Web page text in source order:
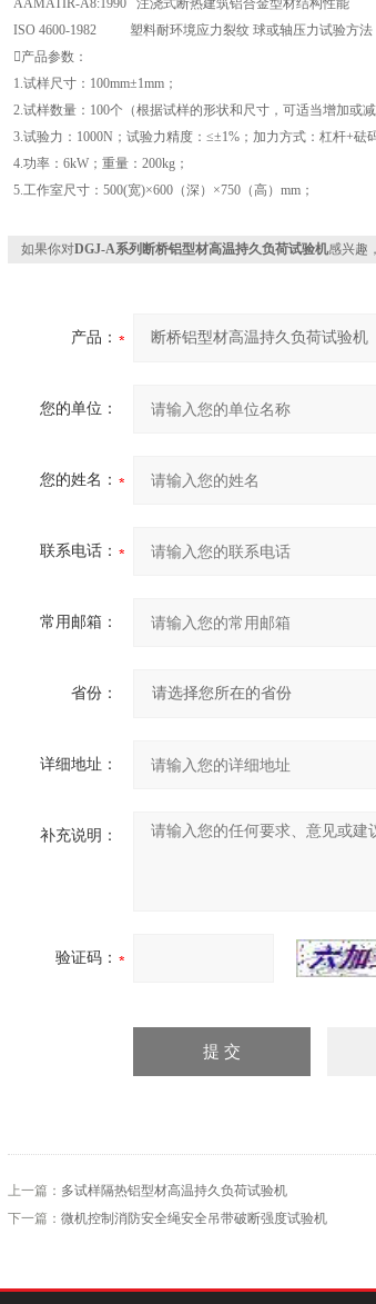
AAMATIR-A8:1990 注浇式断热建筑铝合金型材结构性能
ISO 4600-1982 塑料耐环境应力裂纹 球或轴压力试验方法
产品参数：
1.试样尺寸：100mm±1mm；
2.试样数量：100个（根据试样的形状和尺寸，可适当增加或减
3.试验力：1000N；试验力精度：≤±1%；加力方式：杠杆+砝
4.功率：6kW；重量：200kg；
5.工作室尺寸：500(宽)×600（深）×750（高）mm；
如果你对DGJ-A系列断桥铝型材高温持久负荷试验机感兴趣
产品：
您的单位：
您的姓名：
联系电话：
常用邮箱：
省份：
详细地址：
补充说明：
验证码：
上一篇： 多试样隔热铝型材高温持久负荷试验机
下一篇： 微机控制消防安全绳安全吊带破断强度试验机